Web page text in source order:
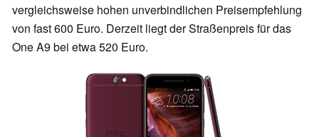
vergleichsweise hohen unverbindlichen Preisempfehlung
von fast 600 Euro. Derzeit liegt der Straßenpreis für das
One A9 bei etwa 520 Euro.